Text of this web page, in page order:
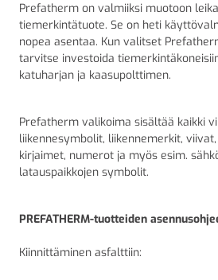
Prefatherm on valmiiksi muotoon
tiemerkintätuote. Se on heti
nopea asentaa. Kun valitset
tarvitse investoida
katuharjan ja kaasupolttimen.
Prefatherm valikoima sisältää kaikki
liikennesymbolit, liikennemerkit,
kirjaimet, numerot ja myös esim.
latauspaikkojen symbolit.
PREFATHERM-tuotteiden
Kiinnittäminen asfalttiin: